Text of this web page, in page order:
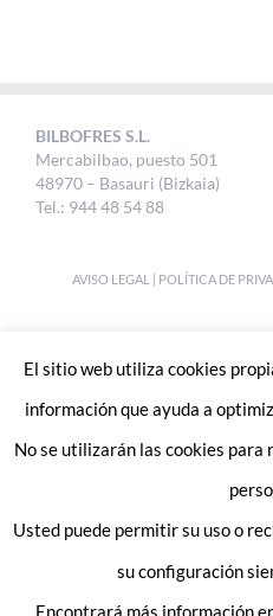
BILBOFRES S.L.
Mercabilbao, puesto 501
48970 – Basauri (Bizkaia)
Tel.: 944 48 54 88
AVISO LEGAL | POLÍTICA DE
El sitio web utiliza cookies
información que ayuda a
No se utilizarán las cookies
Usted puede permitir su uso o
su configuración
Encontrará más información